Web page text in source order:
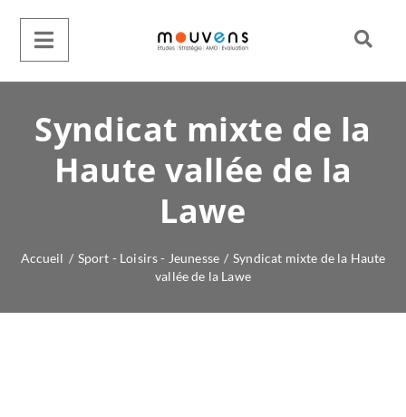
Syndicat mixte de la
Haute vallée de la
Lawe
Accueil / Sport - Loisirs - Jeunesse / Syndicat mixte de la Haute
vallée de la Lawe